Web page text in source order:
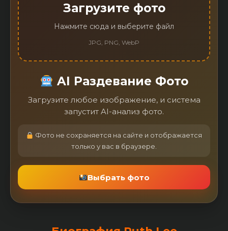
Загрузите фото
Нажмите сюда и выберите файл
JPG, PNG, WebP
AI Раздевание Фото
Загрузите любое изображение, и система
запустит AI-анализ фото.
Фото не сохраняется на сайте и отображается
только у вас в браузере.
Выбрать фото